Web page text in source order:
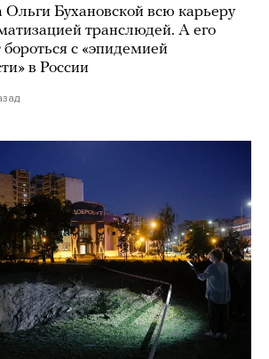
Ольги Бухановской всю карьеру
транслюдей. А его
с «эпидемией
в России